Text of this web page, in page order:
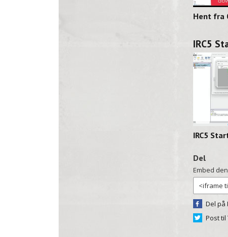
IRC5
IRC5
Del
Embed
Del på
Post til